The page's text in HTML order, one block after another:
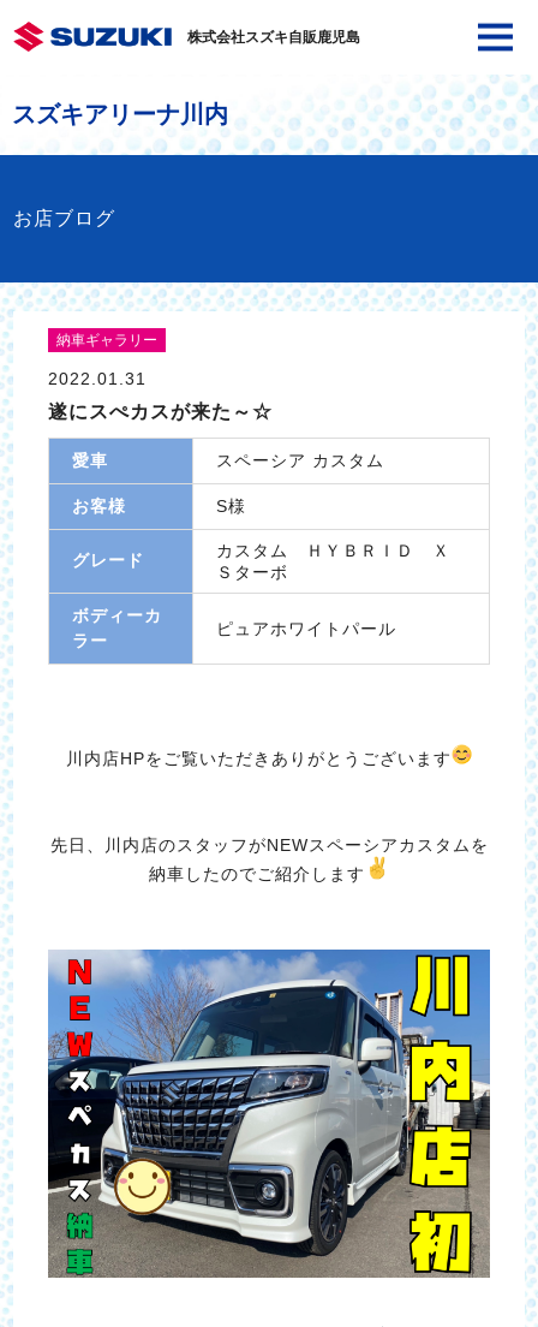
株式会社スズキ自販鹿児島
スズキアリーナ川内
お店ブログ
納車ギャラリー
2022.01.31
遂にスぺカスが来た～☆
愛車 スペーシア カスタム
お客様 S様
グレード
カスタム ＨＹＢＲＩＤ Ｘ
Ｓターボ
ボディーカ
ラー
ピュアホワイトパール
川内店HPをご覧いただきありがとうございます
先日、川内店のスタッフがNEWスペーシアカスタムを
納車したのでご紹介します